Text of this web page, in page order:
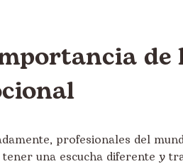
de
profesionales del
una escucha diferente y